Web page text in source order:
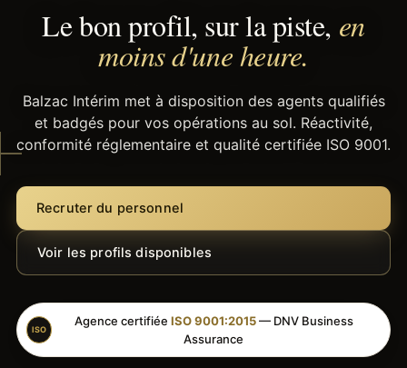
Le bon profil, sur la piste, en
moins d'une heure.
Balzac Intérim met à disposition des agents qualifiés
et badgés pour vos opérations au sol. Réactivité,
conformité réglementaire et qualité certifiée ISO 9001.
Recruter du personnel
Voir les profils disponibles
ISO
Agence certifiée ISO 9001:2015— DNV Business
Assurance